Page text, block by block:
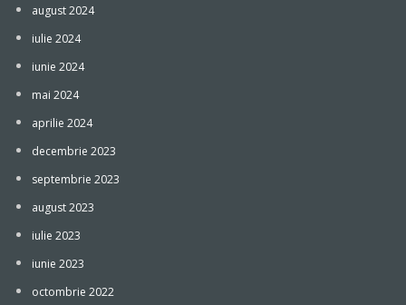
august 2024
iulie 2024
iunie 2024
mai 2024
aprilie 2024
decembrie 2023
septembrie 2023
august 2023
iulie 2023
iunie 2023
octombrie 2022